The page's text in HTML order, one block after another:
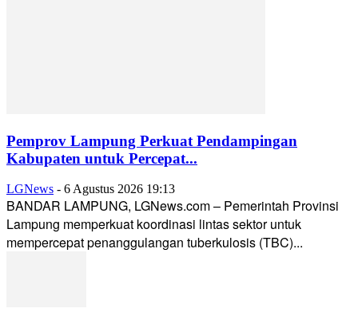
Pemprov Lampung Perkuat Pendampingan
Kabupaten untuk Percepat...
LGNews - 6 Agustus 2026 19:13
BANDAR LAMPUNG, LGNews.com – Pemerintah Provinsi
Lampung memperkuat koordinasi lintas sektor untuk
mempercepat penanggulangan tuberkulosis (TBC)...